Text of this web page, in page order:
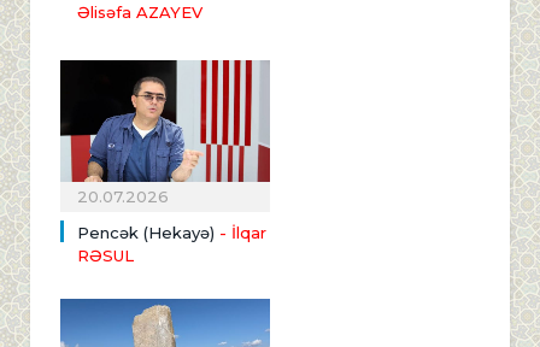
Əlisəfa AZAYEV
20.07.2026
Pencək (Hekayə) - İlqar
RƏSUL